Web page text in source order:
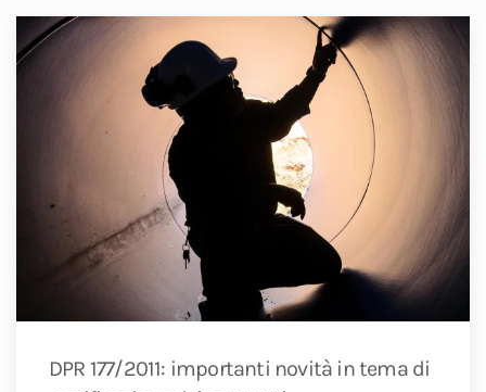
DPR 177/2011: importanti novità in tema di